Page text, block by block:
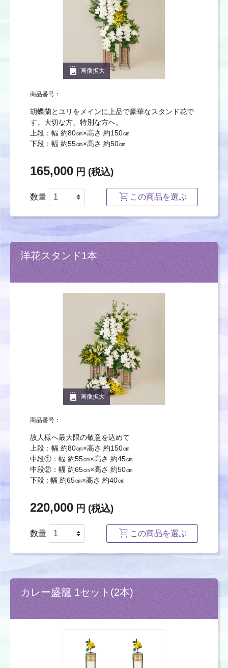
photo_size_select_large 画像拡大
商品番号：
胡蝶蘭とユリをメインに上品で豪華なスタンド花で
す。大切な方、特別な方へ。
上段：幅 約80㎝×高さ 約150㎝
下段：幅 約55㎝×高さ 約50㎝
165,000 円 (税込)
数量 この商品を選ぶ
洋花スタンド1本
photo_size_select_large 画像拡大
商品番号：
故人様へ最大限の敬意を込めて
上段：幅 約80㎝×高さ 約150㎝
中段①：幅 約55㎝×高さ 約45㎝
中段②：幅 約65㎝×高さ 約50㎝
下段 : 幅 約65㎝×高さ 約40㎝
220,000 円 (税込)
数量 この商品を選ぶ
カレー盛籠 1セット(2本)